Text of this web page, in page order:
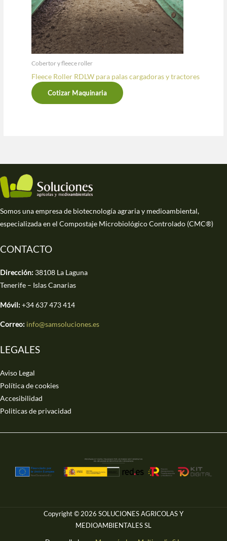
Cobertor y fleece roller
Fleece Roller RDLW para palas cargadoras y tractores
Cotizar Maquinaria
Somos una empresa de biotecnología agraria y medioambiental,
especializada en el Compostaje Microbiológico Controlado (CMC®)
CONTACTO
Dirección: 38108 La Laguna
Tenerife – Islas Canarias
Móvil:+34 637 473 414
Correo: info@samsoluciones.es
LEGALES
Aviso Legal
Política de cookies
Accesibilidad
Politicas de privacidad
Copyright © 2026 SOLUCIONES AGRICOLAS Y
MEDIOAMBIENTALES SL